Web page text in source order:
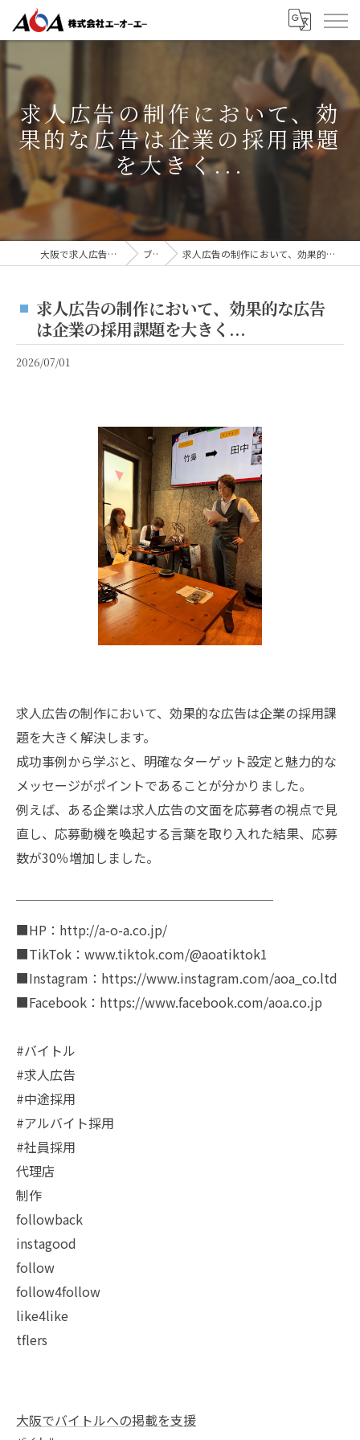
求人広告の制作において、効
果的な広告は企業の採用課題
を大きく...
大阪で求人広告なら株式会社AOA ブログ 求人広告の制作において、効果的な広告は企業の採用課題を大きく...
求人広告の制作において、効果的な広告
は企業の採用課題を大きく...
2026/07/01
求人広告の制作において、効果的な広告は企業の採用課
題を大きく解決します。
成功事例から学ぶと、明確なターゲット設定と魅力的な
メッセージがポイントであることが分かりました。
例えば、ある企業は求人広告の文面を応募者の視点で見
直し、応募動機を喚起する言葉を取り入れた結果、応募
数が30％増加しました。
￣￣￣￣￣￣￣￣￣￣￣￣￣￣￣￣￣￣￣￣
■HP：http://a-o-a.co.jp/
■TikTok：www.tiktok.com/@aoatiktok1
■Instagram：https://www.instagram.com/aoa_co.ltd
■Facebook：https://www.facebook.com/aoa.co.jp
#バイトル
#求人広告
#中途採用
#アルバイト採用
#社員採用
代理店
制作
followback
instagood
follow
follow4follow
like4like
tflers
大阪でバイトルへの掲載を支援